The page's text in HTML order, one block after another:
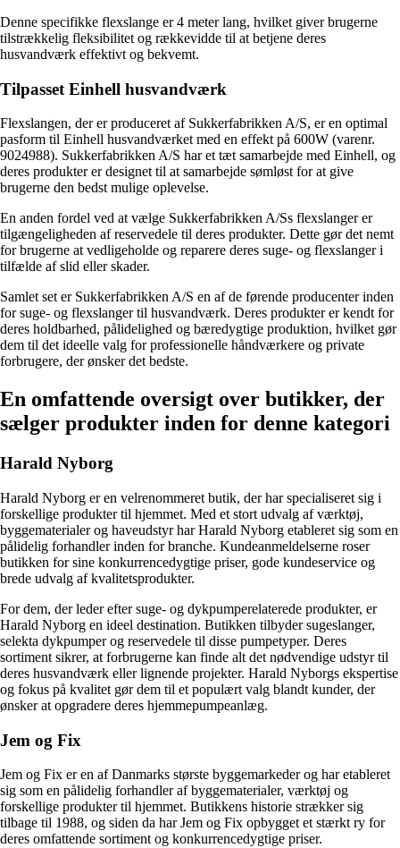
Denne specifikke flexslange er 4 meter lang, hvilket giver brugerne
tilstrækkelig fleksibilitet og rækkevidde til at betjene deres
husvandværk effektivt og bekvemt.
Tilpasset Einhell husvandværk
Flexslangen, der er produceret af Sukkerfabrikken A/S, er en optimal
pasform til Einhell husvandværket med en effekt på 600W (varenr.
9024988). Sukkerfabrikken A/S har et tæt samarbejde med Einhell, og
deres produkter er designet til at samarbejde sømløst for at give
brugerne den bedst mulige oplevelse.
En anden fordel ved at vælge Sukkerfabrikken A/Ss flexslanger er
tilgængeligheden af ​​reservedele til deres produkter. Dette gør det nemt
for brugerne at vedligeholde og reparere deres suge- og flexslanger i
tilfælde af slid eller skader.
Samlet set er Sukkerfabrikken A/S en af ​​de førende producenter inden
for suge- og flexslanger til husvandværk. Deres produkter er kendt for
deres holdbarhed, pålidelighed og bæredygtige produktion, hvilket gør
dem til det ideelle valg for professionelle håndværkere og private
forbrugere, der ønsker det bedste.
En omfattende oversigt over butikker, der
sælger produkter inden for denne kategori
Harald Nyborg
Harald Nyborg er en velrenommeret butik, der har specialiseret sig i
forskellige produkter til hjemmet. Med et stort udvalg af værktøj,
byggematerialer og haveudstyr har Harald Nyborg etableret sig som en
pålidelig forhandler inden for branche. Kundeanmeldelserne roser
butikken for sine konkurrencedygtige priser, gode kundeservice og
brede udvalg af kvalitetsprodukter.
For dem, der leder efter suge- og dykpumperelaterede produkter, er
Harald Nyborg en ideel destination. Butikken tilbyder sugeslanger,
selekta dykpumper og reservedele til disse pumpetyper. Deres
sortiment sikrer, at forbrugerne kan finde alt det nødvendige udstyr til
deres husvandværk eller lignende projekter. Harald Nyborgs ekspertise
og fokus på kvalitet gør dem til et populært valg blandt kunder, der
ønsker at opgradere deres hjemmepumpeanlæg.
Jem og Fix
Jem og Fix er en af ​​Danmarks største byggemarkeder og har etableret
sig som en pålidelig forhandler af byggematerialer, værktøj og
forskellige produkter til hjemmet. Butikkens historie strækker sig
tilbage til 1988, og siden da har Jem og Fix opbygget et stærkt ry for
deres omfattende sortiment og konkurrencedygtige priser.